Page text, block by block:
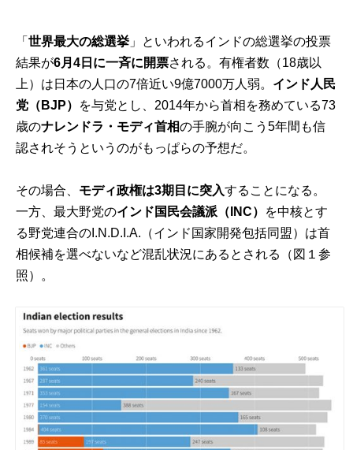
「世界最大の総選挙 」といわれるインドの総選挙の投票
結果が6月4日に一斉に開票される。有権者数（18歳以
上）は日本の人口の7倍近い9億7000万人弱。 インド人民
党（BJP）
を与党とし、2014年から首相を務めている73
歳のナレンドラ・モディ首相の手腕が向こう5年間も信
認されそうというのがもっぱらの予想だ。
その場合、 モディ政権は3期目に突入することになる。
一方、最大野党のインド国民会議派（INC）
を中核とす
る野党連合のI.N.D.I.A.（インド国家開発包括同盟）は首
相候補を選べないなど混乱状況にあるとされる（図１参
照）。